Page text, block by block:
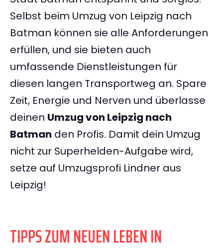
Selbst beim Umzug von Leipzig nach
Batman können sie alle Anforderungen
erfüllen, und sie bieten auch
umfassende Dienstleistungen für
diesen langen Transportweg an. Spare
Zeit, Energie und Nerven und überlasse
deinen Umzug von Leipzig nach
Batman den Profis. Damit dein Umzug
nicht zur Superhelden-Aufgabe wird,
setze auf Umzugsprofi Lindner aus
Leipzig!
TIPPS ZUM NEUEN LEBEN IN